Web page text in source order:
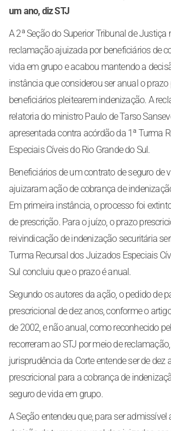
um ano, diz STJ
A 2ª Seção do Superior Tribunal de Justiça
reclamação ajuizada por beneficiários de
vida em grupo e acabou mantendo a
instância que considerou ser anual o
beneficiários pleitearem indenização. A
relatoria do ministro Paulo de Tarso
apresentada contra acórdão da 1ª Turma
Especiais Cíveis do Rio Grande do Sul.
Beneficiários de um contrato de seguro de
ajuizaram ação de cobrança de
Em primeira instância, o processo foi
de prescrição. Para o juízo, o prazo
reivindicação de indenização securitária
Turma Recursal dos Juizados Especiais
Sul concluiu que o prazo é anual.
Segundo os autores da ação, o pedido de
prescricional de dez anos, conforme o
de 2002, e não anual, como reconhecido
recorreram ao STJ por meio de
jurisprudência da Corte entende ser de dez
prescricional para a cobrança de
seguro de vida em grupo.
A Seção entendeu que, para ser